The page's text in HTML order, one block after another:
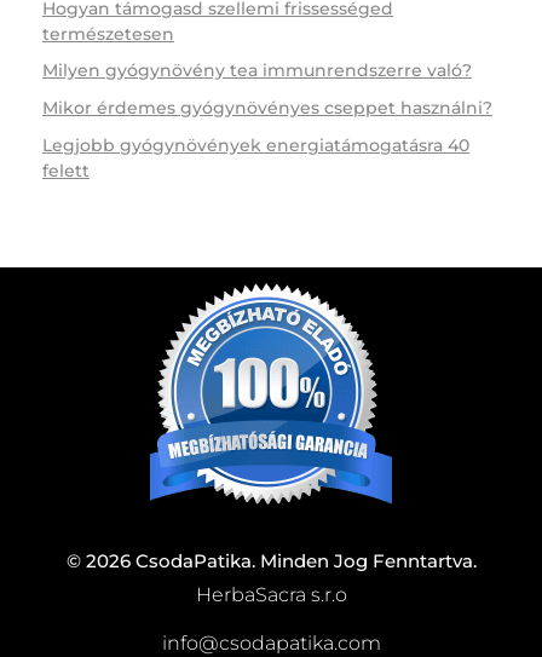
Hogyan támogasd szellemi frissességed
természetesen
Milyen gyógynövény tea immunrendszerre való?
Mikor érdemes gyógynövényes cseppet használni?
Legjobb gyógynövények energiatámogatásra 40
felett
© 2026 CsodaPatika. Minden Jog Fenntartva.
HerbaSacra s.r.o
info@csodapatika.com